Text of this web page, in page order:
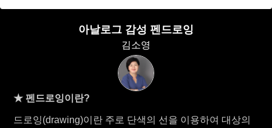
아날로그 감성 펜드로잉
김소영
★ 펜드로잉이란?
드로잉(drawing)이란 주로 단색의 선을 이용하여 대상의